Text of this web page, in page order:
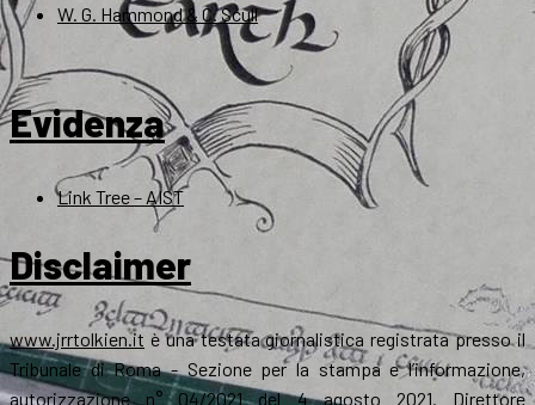
W. G. Hammond & C. Scull
Evidenza
Link Tree – AIST
Disclaimer
www.jrrtolkien.it è una testata giornalistica registrata presso il
Tribunale di Roma - Sezione per la stampa e l’informazione,
autorizzazione n° 04/2021 del 4 agosto 2021. Direttore